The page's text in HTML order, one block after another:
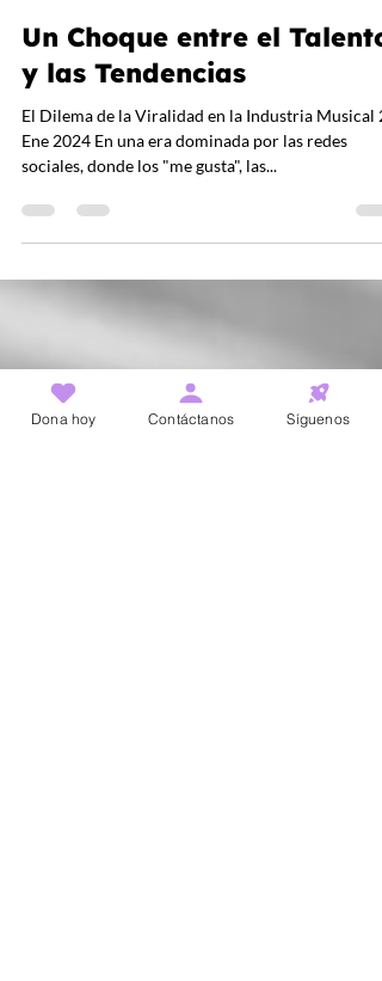
José Ramírez
22 ene 2024
2 min de lectura
Un Choque entre el Talento
y las Tendencias
El Dilema de la Viralidad en la Industria Musical
sociales, donde los "me gusta", las...
Dona hoy Contáctanos Síguenos